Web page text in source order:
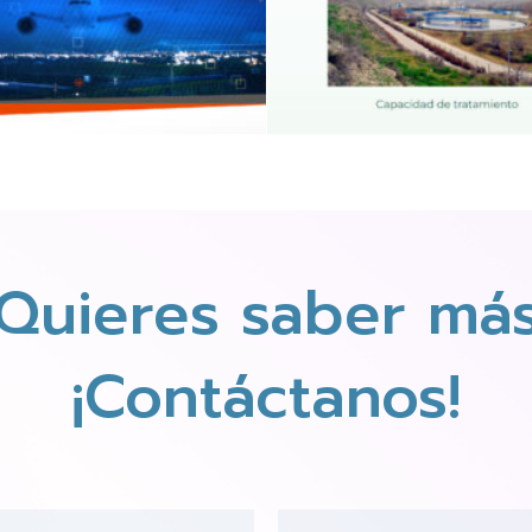
saber
¡Contáctanos!